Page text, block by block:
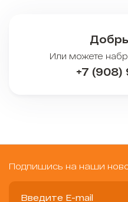
Или можете
+7
Подпишись на наши